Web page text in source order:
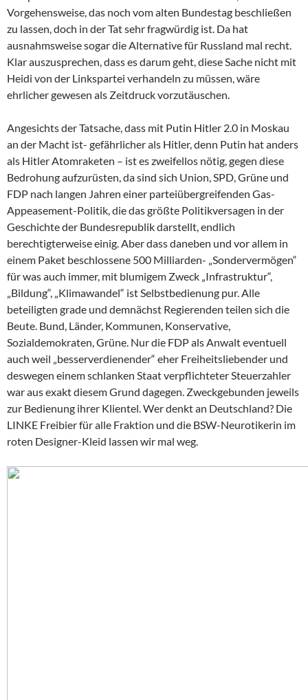
Vorgehensweise, das noch vom alten Bundestag beschließen
zu lassen, doch in der Tat sehr fragwürdig ist. Da hat
ausnahmsweise sogar die Alternative für Russland mal recht.
Klar auszusprechen, dass es darum geht, diese Sache nicht mit
Heidi von der Linkspartei verhandeln zu müssen, wäre
ehrlicher gewesen als Zeitdruck vorzutäuschen.
Angesichts der Tatsache, dass mit Putin Hitler 2.0 in Moskau
an der Macht ist- gefährlicher als Hitler, denn Putin hat anders
als Hitler Atomraketen – ist es zweifellos nötig, gegen diese
Bedrohung aufzurüsten, da sind sich Union, SPD, Grüne und
FDP nach langen Jahren einer parteiübergreifenden Gas-
Appeasement-Politik, die das größte Politikversagen in der
Geschichte der Bundesrepublik darstellt, endlich
berechtigterweise einig. Aber dass daneben und vor allem in
einem Paket beschlossene 500 Milliarden- „Sondervermögen“
für was auch immer, mit blumigem Zweck „Infrastruktur“,
„Bildung“, „Klimawandel“ ist Selbstbedienung pur. Alle
beteiligten grade und demnächst Regierenden teilen sich die
Beute. Bund, Länder, Kommunen, Konservative,
Sozialdemokraten, Grüne. Nur die FDP als Anwalt eventuell
auch weil „besserverdienender“ eher Freiheitsliebender und
deswegen einem schlanken Staat verpflichteter Steuerzahler
war aus exakt diesem Grund dagegen. Zweckgebunden jeweils
zur Bedienung ihrer Klientel. Wer denkt an Deutschland? Die
LINKE Freibier für alle Fraktion und die BSW-Neurotikerin im
roten Designer-Kleid lassen wir mal weg.